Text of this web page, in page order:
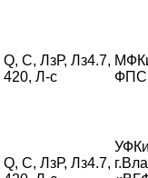
Q, С, ЛзР, Лз4.7,
420, Л-с
ФПС
Q, С, ЛзР, Лз4.7,